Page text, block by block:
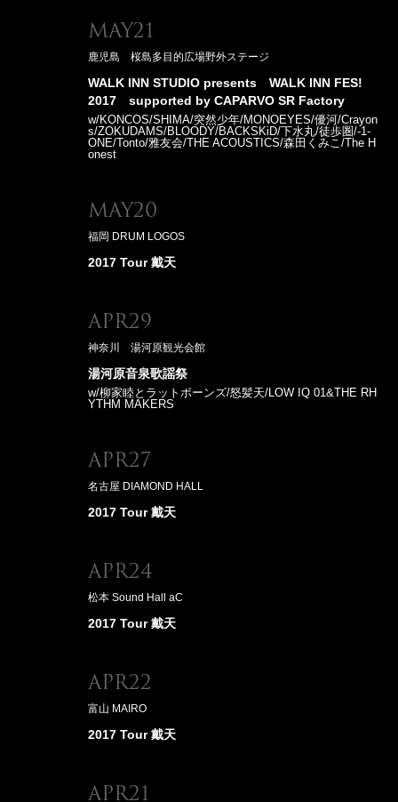
May21
鹿児島 桜島多目的広場野外ステージ
WALK INN STUDIO presents WALK INN FES!
2017 supported by CAPARVO SR Factory
w/KONCOS/SHIMA/突然少年/MONOEYES/優河/Crayon
s/ZOKUDAMS/BLOODY/BACKSKiD/下水丸/徒歩圏/-1-
ONE/Tonto/雅友会/THE ACOUSTICS/森田くみこ/The H
onest
May20
福岡 DRUM LOGOS
2017 Tour 戴天
Apr29
神奈川 湯河原観光会館
湯河原音泉歌謡祭
w/柳家睦とラットボーンズ/怒髪天/LOW IQ 01&THE RH
YTHM MAKERS
Apr27
名古屋 DIAMOND HALL
2017 Tour 戴天
Apr24
松本 Sound Hall aC
2017 Tour 戴天
Apr22
富山 MAIRO
2017 Tour 戴天
Apr21